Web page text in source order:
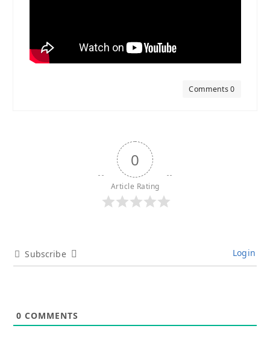
Comments 0
0
Article Rating
Subscribe Login
0 COMMENTS